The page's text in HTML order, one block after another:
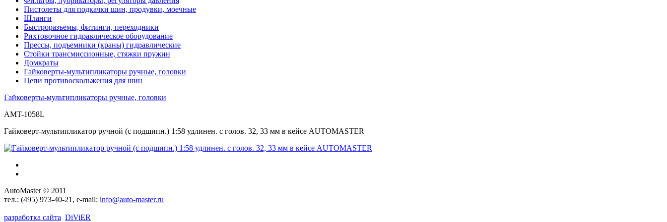
Пистолеты для подкачки шин, продувки, моечные
Шланги
Быстроразъемы, фитинги, переходники
Рихтовочное гидравлическое оборудование
Прессы, подъемники (краны) гидравлические
Стойки трансмиссионные, стяжки пружин
Домкраты
Гайковерты-мультипликаторы ручные, головки
Цепи противоскольжения для шин
Гайковерты-мультипликаторы ручные, головки
AMT-1058L
Гайковерт-мультипликатор ручной (с подшипн.) 1:58 удлинен. с голов. 32, 33 мм в кейсе AUTOMASTER
AutoMaster © 2011
тел.: (495) 973-40-21 , e-mail: info@auto-master.ru
разработка сайта DiViER